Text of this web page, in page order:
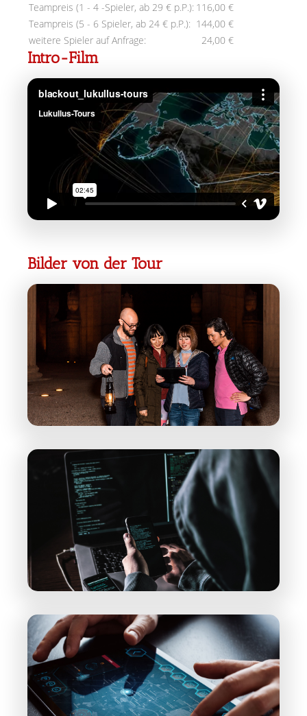
Teampreis (1 - 4 -Spieler, ab 29 € p.P.): 116,00 €
Teampreis (5 - 6 Spieler, ab 24 € p.P.): 144,00 €
weitere Spieler auf Anfrage:
24,00 €
Intro-Film
Bilder von der Tour